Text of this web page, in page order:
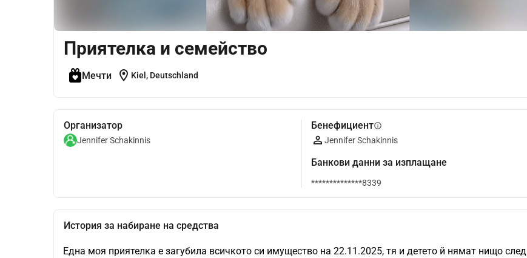
Приятелка и семейство
Мечти location_on Kiel, Deutschland
Организатор
Jennifer Schakinnis
Бенефициентinfo
Jennifer Schakinnis
Банкови данни за изплащане
**************8339
История за набиране на средства
Една моя приятелка е загубила всичкото си имущество на 22.11.2025, тя и детето й нямат нищо след